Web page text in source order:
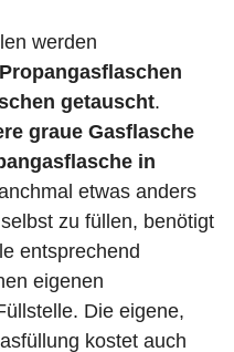
werden
getauscht.
graue Gasflasche
in
etwas anders
zu füllen, benötigt
entsprechend
eigenen
Die eigene,
kostet auch